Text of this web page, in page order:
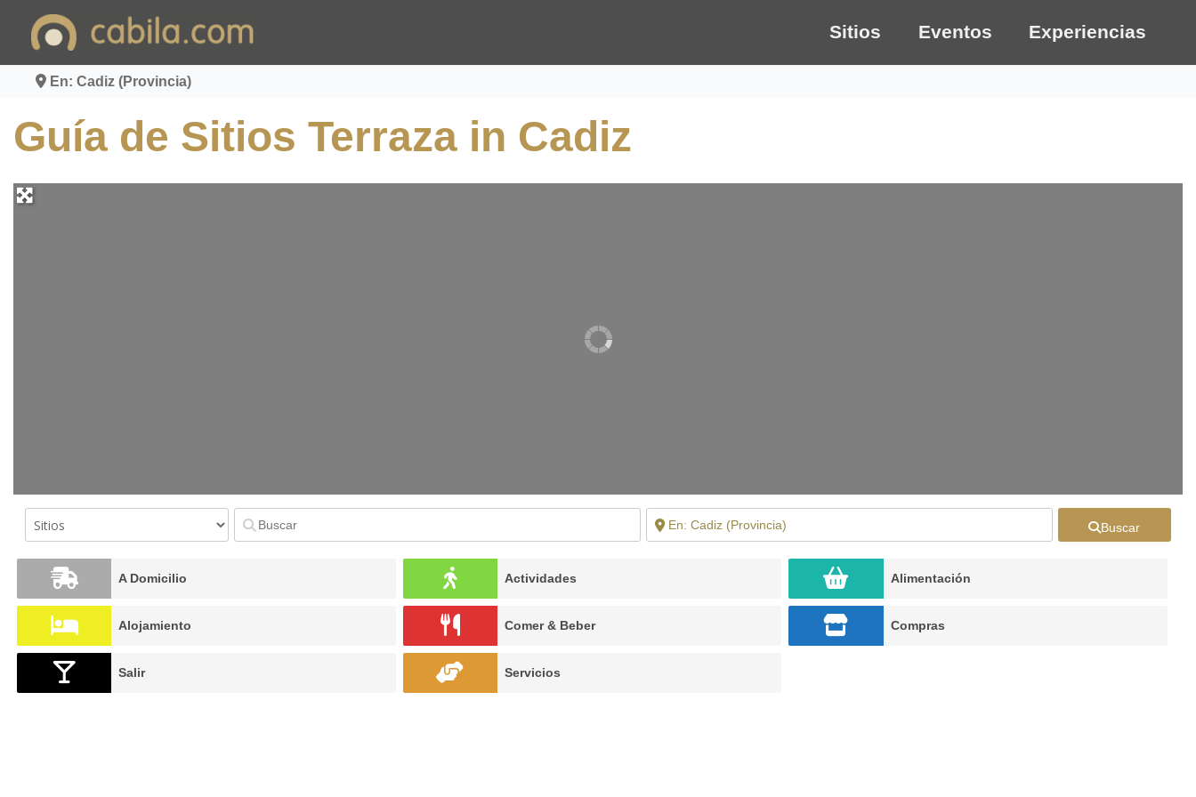
Sitios Eventos Experiencias
En: Cadiz (Provincia)
Guía de Sitios Terraza in Cadiz
Buscar
A Domicilio Actividades Alimentación
Alojamiento Comer & Beber Compras
Salir Servicios